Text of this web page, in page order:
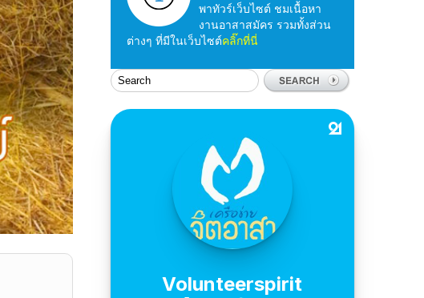
พาทัวร์เว็บไซต์ ชมเนื้อหา
งานอาสาสมัคร รวมทั้งส่วน
ต่างๆ ที่มีในเว็บไซต์คลิ๊กที่นี่